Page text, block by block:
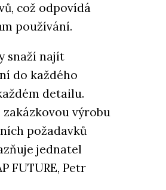
což odpovídá
používání.
snaží najít
do každého
detailu.
výrobu
požadavků
jednatel
FUTURE, Petr